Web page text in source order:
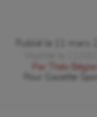
Publié le
11 mars
Par
Théo Bégler
Gazette